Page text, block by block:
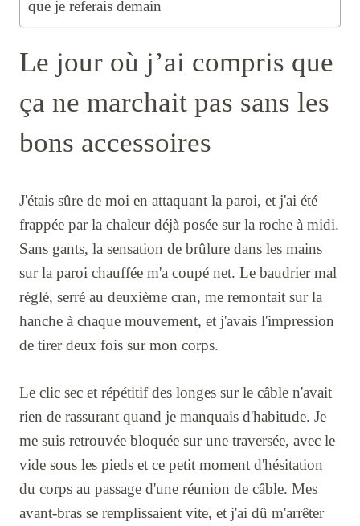
que je referais demain
Le jour où j’ai compris que
ça ne marchait pas sans les
bons accessoires
J'étais sûre de moi en attaquant la paroi, et j'ai été
frappée par la chaleur déjà posée sur la roche à midi.
Sans gants, la sensation de brûlure dans les mains
sur la paroi chauffée m'a coupé net. Le baudrier mal
réglé, serré au deuxième cran, me remontait sur la
hanche à chaque mouvement, et j'avais l'impression
de tirer deux fois sur mon corps.
Le clic sec et répétitif des longes sur le câble n'avait
rien de rassurant quand je manquais d'habitude. Je
me suis retrouvée bloquée sur une traversée, avec le
vide sous les pieds et ce petit moment d'hésitation
du corps au passage d'une réunion de câble. Mes
avant-bras se remplissaient vite, et j'ai dû m'arrêter